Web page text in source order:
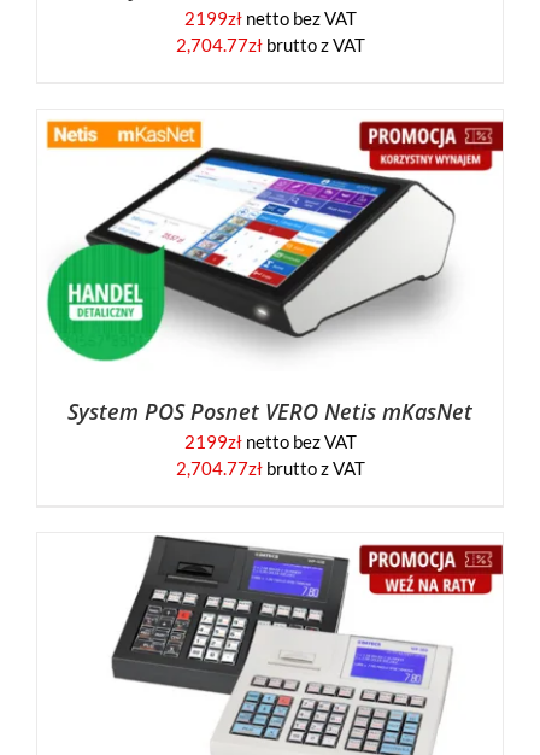
2199złnetto bez VAT
2,704.77złbrutto z VAT
System POS Posnet VERO Netis mKasNet
2199złnetto bez VAT
2,704.77złbrutto z VAT